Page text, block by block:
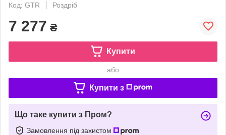
Код: GTR
Роздріб
7 277 ₴
Купити
або
Купити з
Що таке купити з Пром?
Замовлення під захистом